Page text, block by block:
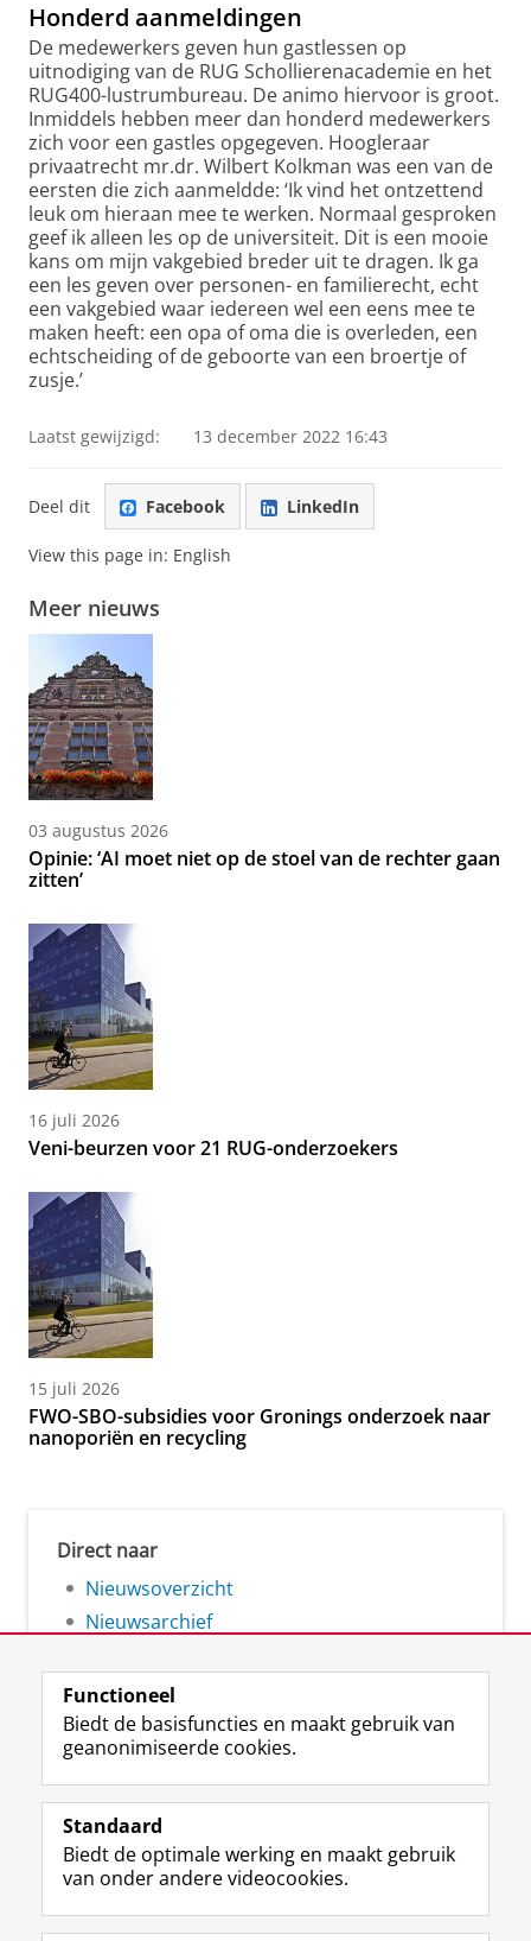
Honderd aanmeldingen
De medewerkers geven hun gastlessen op
uitnodiging van de RUG Schollierenacademie en het
RUG400-lustrumbureau. De animo hiervoor is groot.
Inmiddels hebben meer dan honderd medewerkers
zich voor een gastles opgegeven. Hoogleraar
privaatrecht mr.dr. Wilbert Kolkman was een van de
eersten die zich aanmeldde: ‘Ik vind het ontzettend
leuk om hieraan mee te werken. Normaal gesproken
geef ik alleen les op de universiteit. Dit is een mooie
kans om mijn vakgebied breder uit te dragen. Ik ga
een les geven over personen- en familierecht, echt
een vakgebied waar iedereen wel een eens mee te
maken heeft: een opa of oma die is overleden, een
echtscheiding of de geboorte van een broertje of
zusje.’
Laatst gewijzigd: 13 december 2022 16:43
Deel dit Facebook LinkedIn
View this page in: English
Meer nieuws
03 augustus 2026
Opinie: ‘AI moet niet op de stoel van de rechter gaan
zitten’
16 juli 2026
Veni-beurzen voor 21 RUG-onderzoekers
15 juli 2026
FWO-SBO-subsidies voor Gronings onderzoek naar
nanoporiën en recycling
Direct naar
Nieuwsoverzicht
Nieuwsarchief
Volg de RUG
F
a
e
b
o
L
i
k
e
I
R
S
-
f
e
I
n
t
r
Y
o
T
e
Studiekiezers
Functioneel
Biedt de basisfuncties en maakt gebruik van
geanonimiseerde cookies.
Standaard
Biedt de optimale werking en maakt gebruik
van onder andere videocookies.